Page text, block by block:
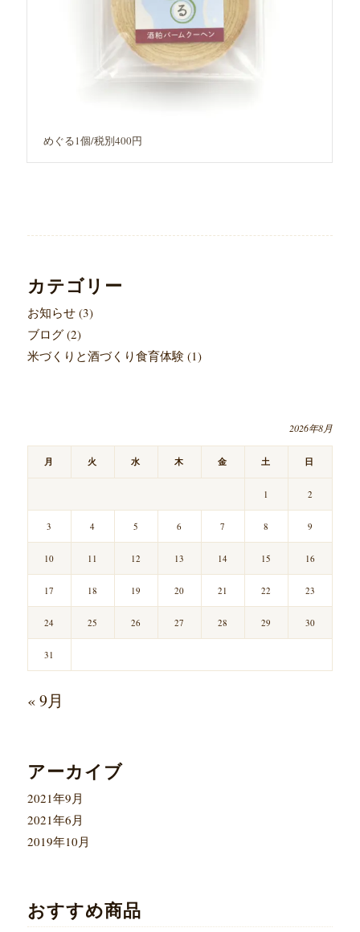
めぐる1個/税別400円
カテゴリー
お知らせ(3)
ブログ(2)
米づくりと酒づくり食育体験 (1)
2026年8月
月 火 水 木 金 土 日
1 2
3 4 5 6 7 8 9
10 11 12 13 14 15 16
17 18 19 20 21 22 23
24 25 26 27 28 29 30
31
« 9月
アーカイブ
2021年9月
2021年6月
2019年10月
おすすめ商品